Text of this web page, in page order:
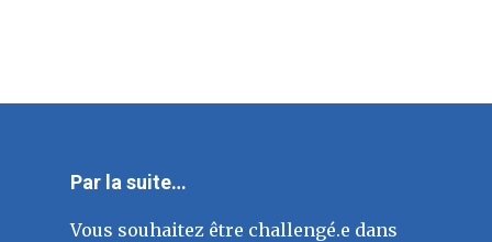
Par la suite…
Vous souhaitez être challengé.e dans